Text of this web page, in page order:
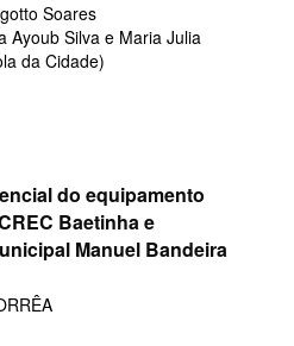
Soares
Ayoub Silva e Maria Julia
da Cidade)
do equipamento
Baetinha e
Manuel Bandeira